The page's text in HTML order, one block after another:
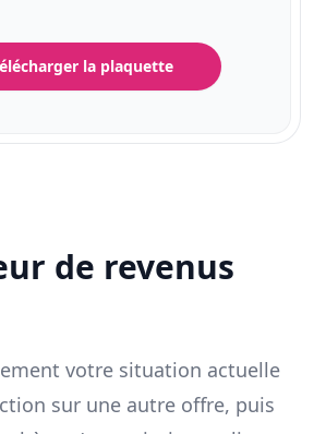
la plaquette
de revenus
votre situation actuelle
sur une autre offre, puis